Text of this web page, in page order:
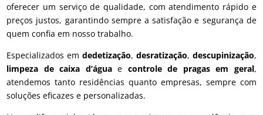
oferecer um serviço de qualidade, com atendimento rápido e
preços justos, garantindo sempre a satisfação e segurança de
quem confia em nosso trabalho.
Especializados em dedetização, desratização, descupinização,
limpeza de caixa d’águae controle de pragas em geral,
atendemos tanto residências quanto empresas, sempre com
soluções eficazes e personalizadas.